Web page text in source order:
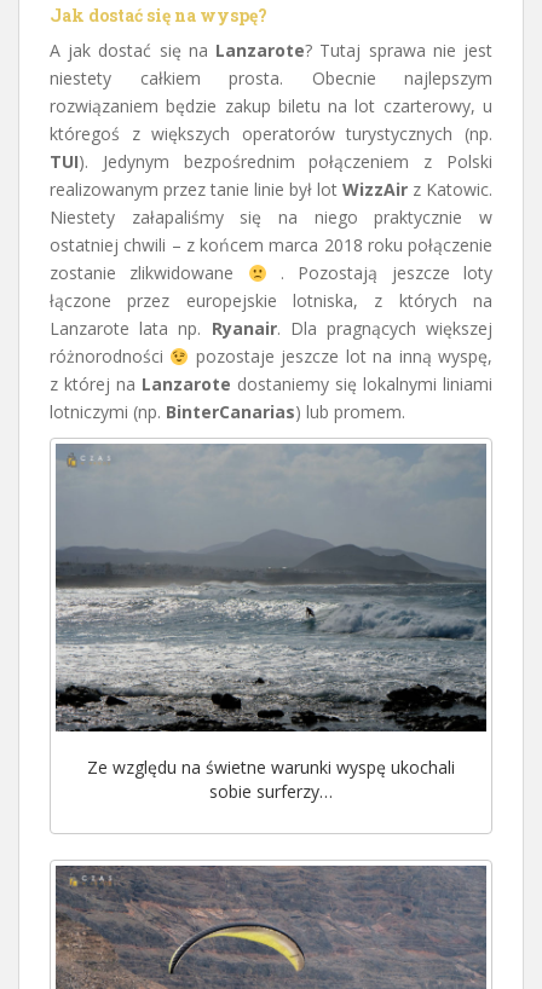
Jak dostać się na wyspę?
A jak dostać się na Lanzarote? Tutaj sprawa nie jest
niestety całkiem prosta. Obecnie najlepszym
rozwiązaniem będzie zakup biletu na lot czarterowy, u
któregoś z większych operatorów turystycznych (np.
TUI). Jedynym bezpośrednim połączeniem z Polski
realizowanym przez tanie linie był lot WizzAir z Katowic.
Niestety załapaliśmy się na niego praktycznie w
ostatniej chwili – z końcem marca 2018 roku połączenie
zostanie zlikwidowane
. Pozostają jeszcze loty
łączone przez europejskie lotniska, z których na
Lanzarote lata np. Ryanair. Dla pragnących większej
różnorodności
pozostaje jeszcze lot na inną wyspę,
z której na Lanzarote dostaniemy się lokalnymi liniami
lotniczymi (np. BinterCanarias) lub promem.
Ze względu na świetne warunki wyspę ukochali
sobie surferzy…